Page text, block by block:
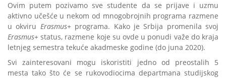
Ovim putem pozivamo sve studente da se prijave i uzmu
aktivno učešće u nekom od mnogobrojnih programa razmene
u okviru Erasmus+ programa. Kako je Srbija promenila svoj
Erasmus+ status, razmene koje su ovde u ponudi važe do kraja
letnjeg semestra tekuće akadmeske godine (do juna 2020).
Svi zainteresovani mogu iskoristiti jedno od preostalih 5
mesta tako što će se rukovodiocima departmana studijskog